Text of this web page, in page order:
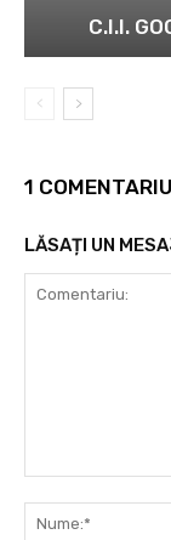
C.I.I.
1 COMENTARIU
LĂSAȚI UN